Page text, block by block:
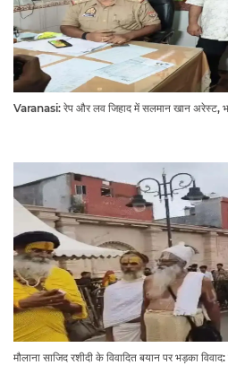
Varanasi: रेप और लव जिहाद में सलमान खान अरेस्ट,
मौलाना साजिद रशीदी के विवादित बयान पर भड़का